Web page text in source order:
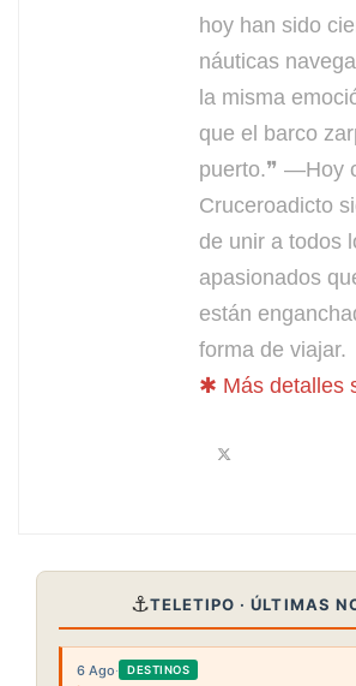
hoy han sido
náuticas
la misma
que el barco
puerto.❞ —Hoy
Cruceroadicto
de unir a todos
apasionados
están
forma de viajar.
✱ Más detalles
⚓TELETIPO · ÚLTIMAS
6 Ago· DESTINOS